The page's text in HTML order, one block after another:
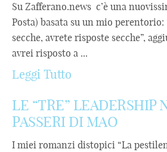
Su Zafferano.news c’è una
Posta) basata su un mio perentorio:
secche, avrete risposte secche”,
avrei risposto a ...
Leggi Tutto
LE “TRE” LEADERSHIP
PASSERI DI MAO
I miei romanzi distopici “La